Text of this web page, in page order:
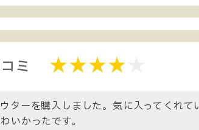
ミ
ターを購入しました。気に入ってくれて
いかったです。